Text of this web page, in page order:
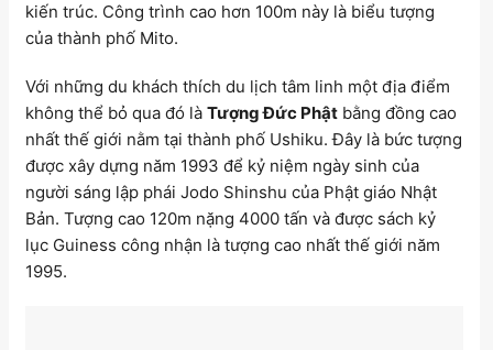
kiến trúc. Công trình cao hơn 100m này là biểu tượng
của thành phố Mito.
Với những du khách thích du lịch tâm linh một địa điểm
không thể bỏ qua đó là Tượng Đức Phật bằng đồng cao
nhất thế giới nằm tại thành phố Ushiku. Đây là bức tượng
được xây dựng năm 1993 để kỷ niệm ngày sinh của
người sáng lập phái Jodo Shinshu của Phật giáo Nhật
Bản. Tượng cao 120m nặng 4000 tấn và được sách kỷ
lục Guiness công nhận là tượng cao nhất thế giới năm
1995.